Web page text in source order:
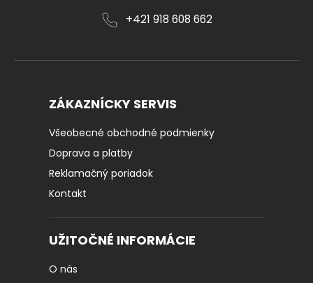
+421 918 608 662
ZÁKAZNÍCKY SERVIS
Všeobecné obchodné podmienky
Doprava a platby
Reklamačný poriadok
Kontakt
UŽITOČNÉ INFORMÁCIE
O nás